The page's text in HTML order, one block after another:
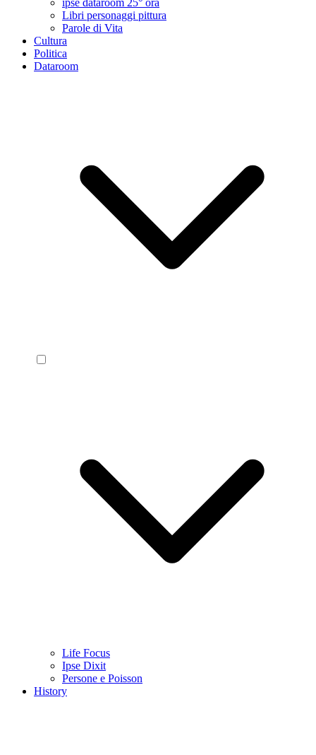
ipse dataroom 25° ora
Libri personaggi pittura
Parole di Vita
Cultura
Politica
Dataroom
Life Focus
Ipse Dixit
Persone e Poisson
History